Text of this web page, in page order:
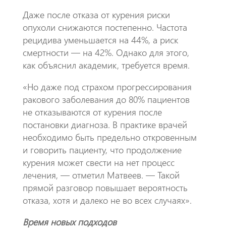
Даже после отказа от курения риски
опухоли снижаются постепенно. Частота
рецидива уменьшается на 44%, а риск
смертности — на 42%. Однако для этого,
как объяснил академик, требуется время.
«Но даже под страхом прогрессирования
ракового заболевания до 80% пациентов
не отказываются от курения после
постановки диагноза. В практике врачей
необходимо быть предельно откровенным
и говорить пациенту, что продолжение
курения может свести на нет процесс
лечения, — отметил Матвеев. — Такой
прямой разговор повышает вероятность
отказа, хотя и далеко не во всех случаях».
Время новых подходов